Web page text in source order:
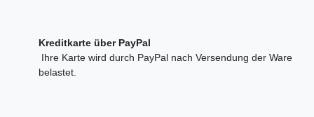
Kreditkarte über PayPal
Ihre Karte wird durch PayPal nach Versendung der Ware
belastet.